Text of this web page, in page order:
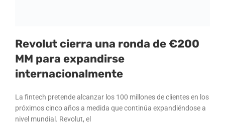
Revolut cierra una ronda de €200
MM para expandirse
internacionalmente
La fintech pretende alcanzar los 100 millones de clientes en los
próximos cinco años a medida que continúa expandiéndose a
nivel mundial. Revolut, el